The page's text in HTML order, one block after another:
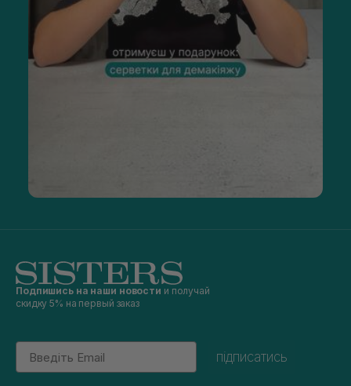
Подпишись на наши новости и получай
скидку 5% на первый заказ
Email
підписатись